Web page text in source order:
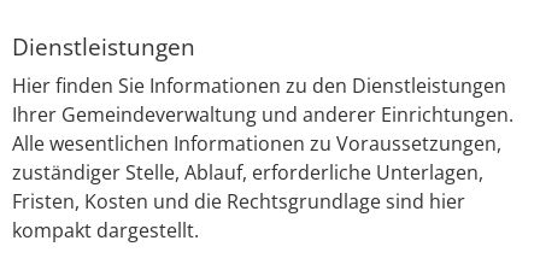
Dienstleistungen
Hier finden Sie Informationen zu den Dienstleistungen
Ihrer Gemeindeverwaltung und anderer Einrichtungen.
Alle wesentlichen Informationen zu Voraussetzungen,
zuständiger Stelle, Ablauf, erforderliche Unterlagen,
Fristen, Kosten und die Rechtsgrundlage sind hier
kompakt dargestellt.